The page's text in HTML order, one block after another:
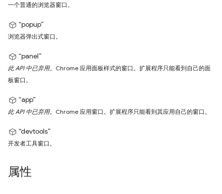
一个普通的浏览器窗口。
“popup”
浏览器弹出式窗口。
“panel”
此 API 中已弃用。 Chrome 应用面板样式的窗口。扩展程序只能看到自己的面
板窗口。
“app”
此 API 中已弃用。 Chrome 应用窗口。扩展程序只能看到其应用自己的窗口。
“devtools”
开发者工具窗口。
属性